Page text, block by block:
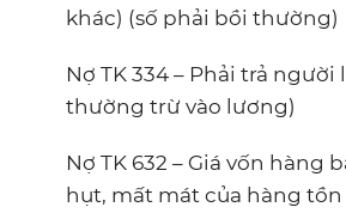
khác) (số phải bồi thường)
Nợ TK 334 – Phải trả người
thường trừ vào lương)
Nợ TK 632 – Giá vốn hàng
hụt, mất mát của hàng